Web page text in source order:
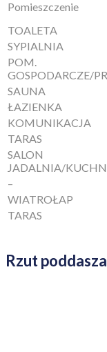
Pomieszczenie
TOALETA
SYPIALNIA
POM.
GOSPODARCZE/
SAUNA
ŁAZIENKA
KOMUNIKACJA
TARAS
SALON
JADALNIA/
–
WIATROŁAP
TARAS
Rzut poddasza